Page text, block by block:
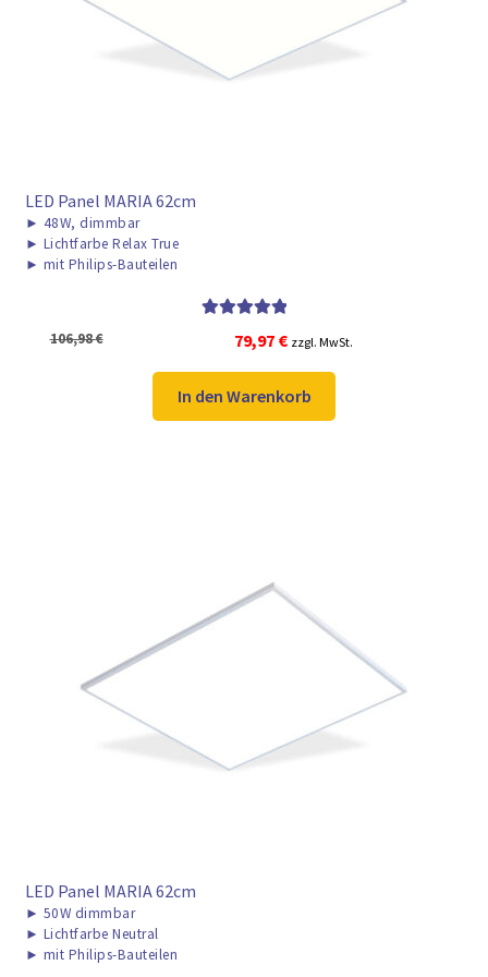
► ZAHLARTEN
► VERSANDARTEN
LED Panel MARIA 62cm
► 48W, dimmbar
► Lichtfarbe Relax True
► mit Philips-Bauteilen
von 5
106,98€
Ursprünglicher
Preis
war:
106,98 €
79,97 €Aktueller
Preis
ist:
79,97 €.
zzgl. MwSt.
In den Warenkorb
LED Panel MARIA 62cm
► 50W dimmbar
► Lichtfarbe Neutral
► mit Philips-Bauteilen